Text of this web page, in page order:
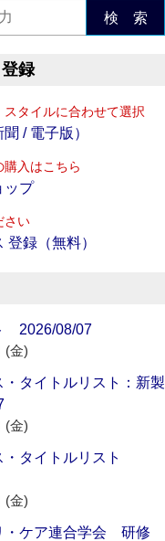
検 索
録
スタイルに合わせて選択
/ 電子版）
入はこちら
ップ
さい
登録（無料）
2026/08/07
(金)
・タイトルリスト：新製
(金)
・タイトルリスト
(金)
・ケア連合学会 研修